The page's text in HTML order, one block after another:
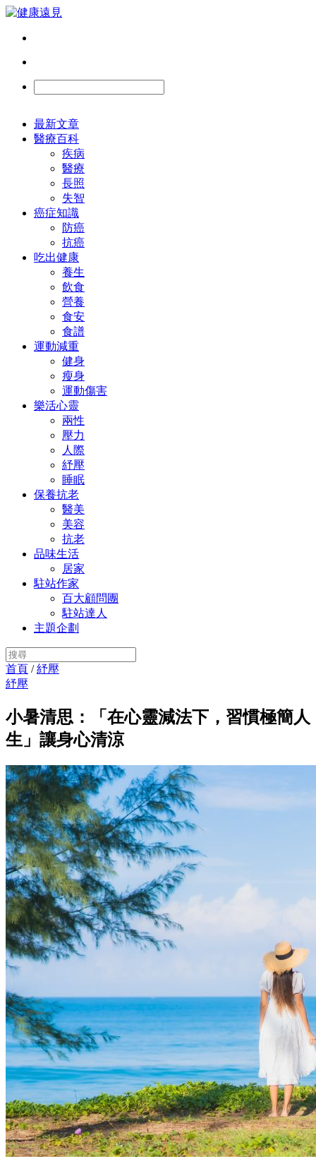
最新文章
醫療百科
疾病
醫療
長照
失智
癌症知識
防癌
抗癌
吃出健康
養生
飲食
營養
食安
食譜
運動減重
健身
瘦身
運動傷害
樂活心靈
兩性
壓力
人際
紓壓
睡眠
保養抗老
醫美
美容
抗老
品味生活
居家
駐站作家
百大顧問團
駐站達人
主題企劃
首頁 /紓壓
紓壓
小暑清思：「在心靈減法下，習慣極簡人
生」讓身心清涼